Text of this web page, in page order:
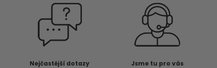
Nejčastější dotazy
Jsme tu pro vás